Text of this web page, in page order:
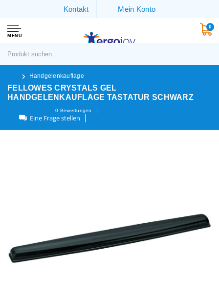
Kontakt Mein Konto
MENU
0
Handgelenkauflage
FELLOWES CRYSTALS GEL
HANDGELENKAUFLAGE TASTATUR SCHWARZ
0 Bewertungen
Eine Frage stellen